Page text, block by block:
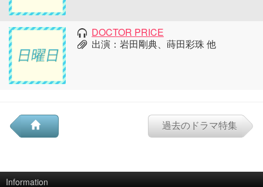
DOCTOR PRICE
出演：岩田剛典、蒔田彩珠 他
過去のドラマ特集
Information